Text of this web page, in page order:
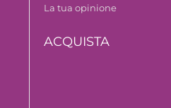
La tua opinione
ACQUISTA